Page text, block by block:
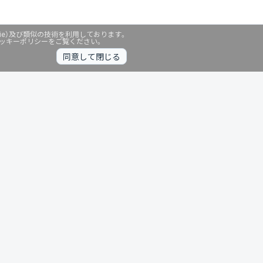
及び類似の技術を利用しております。
キーポリシーをご覧ください。
同意して閉じる